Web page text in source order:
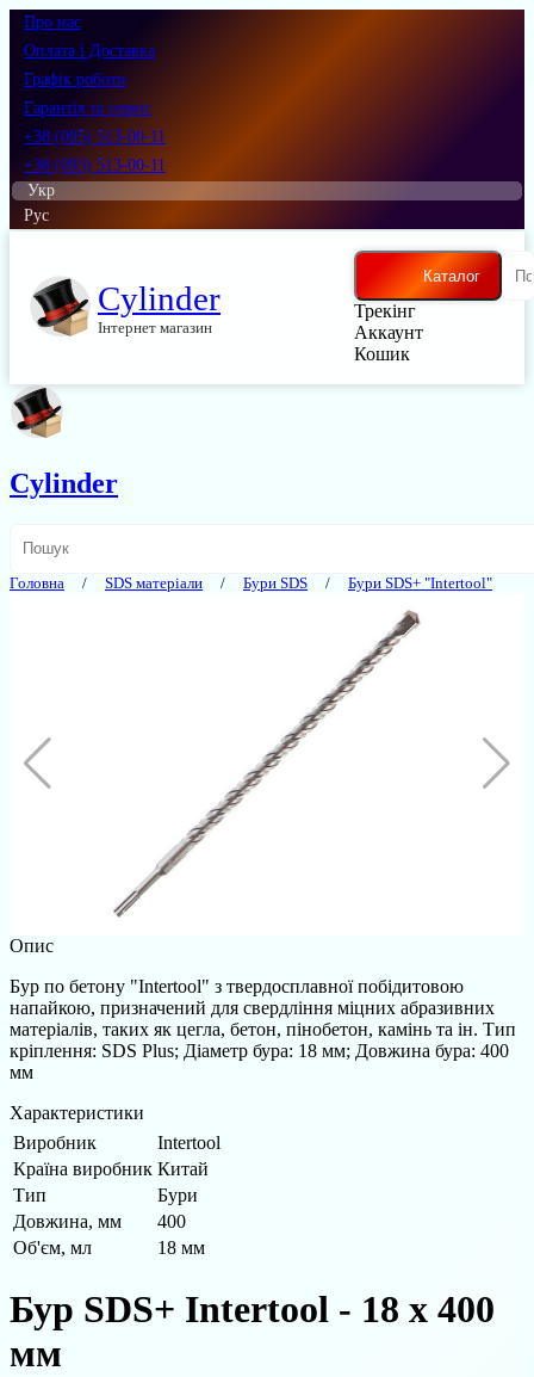
Про нас
Оплата і Доставка
Графік роботи
Гарантія та сервіс
+38 (095) 513-00-11
+38 (093) 513-00-11
Укр
Рус
Cylinder
Інтернет магазин
Каталог
Трекінг
Аккаунт
Кошик
Cylinder
Головна SDS матеріали Бури SDS Бури SDS+ "Intertool"
Опис
Бур по бетону "Intertool" з твердосплавної побідитовою
напайкою, призначений для свердління міцних абразивних
матеріалів, таких як цегла, бетон, пінобетон, камінь та ін. Тип
кріплення: SDS Plus; Діаметр бура: 18 мм; Довжина бура: 400
мм
Характеристики
Виробник
Intertool
Країна виробник Китай
Тип
Бури
Довжина, мм
400
Об'єм, мл
18 мм
Бур SDS+ Intertool - 18 х 400
мм